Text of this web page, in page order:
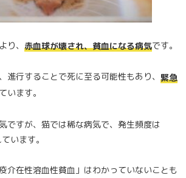
り、 赤血球が壊され、貧血になる病気です。
進行することで死に至る可能性もあり、 緊急
います。
ですが、猫では稀な病気で、発生頻度は
います。
介在性溶血性貧血」はわかっていないことも